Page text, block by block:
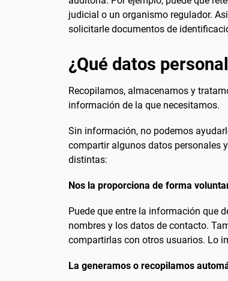
judicial o un organismo regulador.
solicitarle documentos de
¿Qué datos
Recopilamos, almacenamos y
información de la que necesitamos.
Sin información, no podemos
compartir algunos datos personales
distintas:
Nos la proporciona de forma
Puede que entre la información que
nombres y los datos de contacto.
compartirlas con otros usuarios. Lo
La generamos o recopilamos